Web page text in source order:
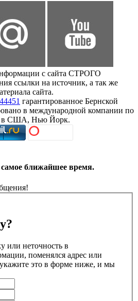
с сайта СТРОГО
ссылки на источник, а так же
сайта.
гарантированное Бернской
в международной компании по
в США, Нью Йорк.
ближайшее время.
неточность в
поменялся адрес или
укажите это в форме ниже, и мы